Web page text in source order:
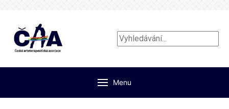
Vyhledávání...
Menu